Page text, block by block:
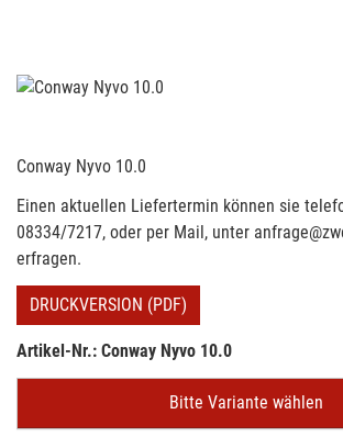
Conway Nyvo 10.0
Einen aktuellen Liefertermin können sie
08334/7217, oder per Mail, unter
erfragen.
DRUCKVERSION (PDF)
Artikel-Nr.: Conway Nyvo 10.0
Bitte Variante wählen